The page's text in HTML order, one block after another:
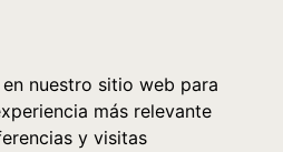
nuestro sitio web para
más relevante
y visitas